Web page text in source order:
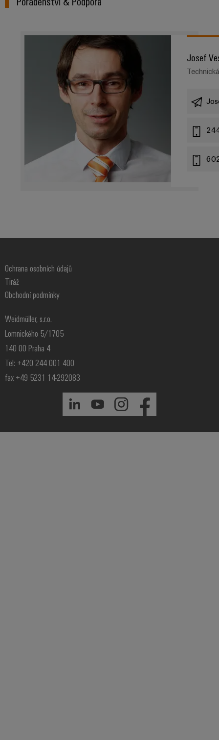
Josef
Ochrana osobních údajů
Tiráž
Obchodní podmínky
Weidmüller, s.r.o.
Lomnického 5/1705
140 00 Praha 4
Tel: +420 244 001 400
fax +49 5231 14-292083